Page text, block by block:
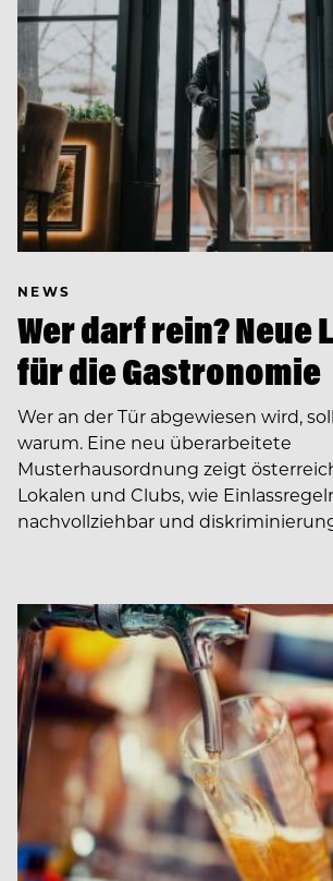
NEWS
Wer darf rein? Neue
für die Gastronomie
Wer an der Tür abgewiesen wird,
warum. Eine neu überarbeitete
Musterhausordnung zeigt
Lokalen und Clubs, wie
nachvollziehbar und